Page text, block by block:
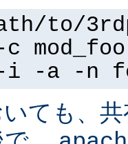
to/
i -a -n
ても、